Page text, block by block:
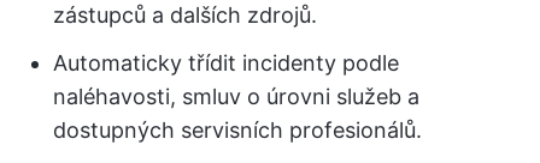
zástupců a dalších zdrojů.
Automaticky třídit incidenty podle
naléhavosti, smluv o úrovni služeb a
dostupných servisních profesionálů.